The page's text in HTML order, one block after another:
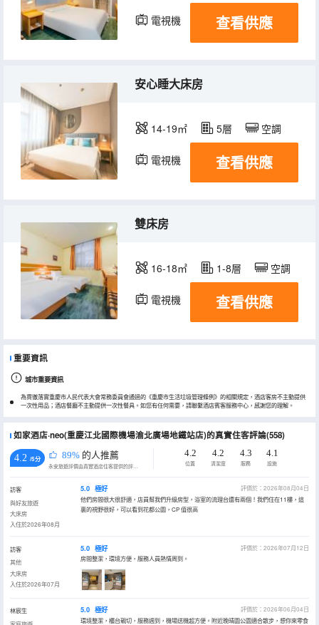
電視機 查看供應
安心睡大床房
14-19㎡ 5層 空調
電視機 查看供應
雙床房
16-18㎡ 1-8層 空調
電視機 查看供應
重要資訊
城市重要資訊
為貫徹落實重慶市人民代表大會常務委員會通過的《重慶市生活垃圾管理條例》的相關規定，酒店客房不主動提供
一次性用品；酒店餐廳不主動提供一次性餐具。如您有任何需要，請聯繫酒店賓客服務中心，感謝您的理解。
如家酒店·neo(重慶江北國際機場渝北廣場地鐵站店)的真實住客評論(558)
4.2 /5分 89% 的人推薦
永安旅遊評價由真實酒店住客提供的評價。
4.2
位置
4.2
清潔度
4.3
服務
4.1
設施
訪客
與好友旅遊
大床房
入住於2026年08月
5.0 極好
評價於：2026年08月04日
他們房間很大很舒適，店員幫我們升級房型，浴室的流理台還有兩個！我們住在11樓，這
裏的視野很好，可以看到花都公園，CP 值很高
訪客
其他
大床房
入住於2026年07月
5.0 極好
評價於：2026年07月12日
房間整潔，環境方便，服務人員熱情周到。
林宸生
5.0 極好
評價於：2026年06月04日
環境整潔，櫃台親切，服務週到，機場送機超方便。附近晚晴園公園適合散步，想你來零食